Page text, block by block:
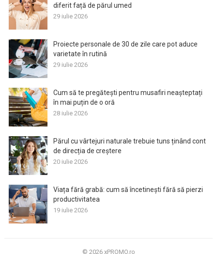
diferit față de părul umed
29 iulie 2026
Proiecte personale de 30 de zile care pot aduce
varietate în rutină
29 iulie 2026
Cum să te pregătești pentru musafiri neașteptați
în mai puțin de o oră
28 iulie 2026
Părul cu vârtejuri naturale trebuie tuns ținând cont
de direcția de creștere
20 iulie 2026
Viața fără grabă: cum să încetinești fără să pierzi
productivitatea
19 iulie 2026
© 2026 xPROMO.ro